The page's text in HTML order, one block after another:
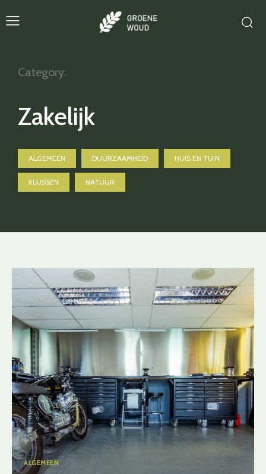
Category:
Zakelijk
ALGEMEEN DUURZAAMHEID HUIS EN TUIN
KLUSSEN NATUUR
ALGEMEEN